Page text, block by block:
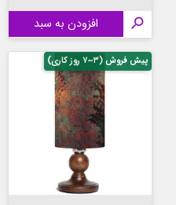
 افزودن به سبد
پیش فروش (۳~۷ روز کاری)